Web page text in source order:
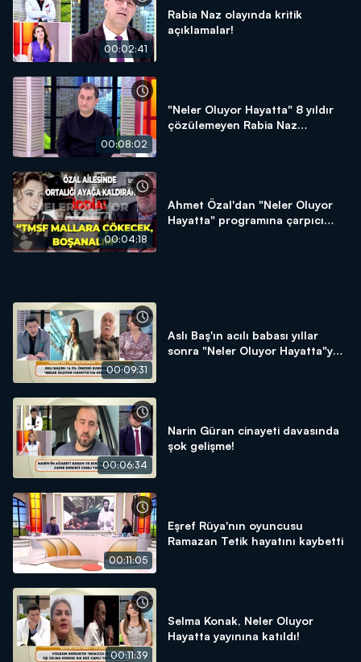
00:02:41
Rabia Naz olayında kritik
açıklamalar!
00:08:02
"Neler Oluyor Hayatta" 8 yıldır
çözülemeyen Rabia Naz
00:04:18
Ahmet Özal'dan "Neler Oluyor
Hayatta" programına çarpıcı
00:09:31
Aslı Baş'ın acılı babası yıllar
sonra "Neler Oluyor Hayatta"ya
00:06:34
Narin Güran cinayeti davasında
şok gelişme!
00:11:05
Eşref Rüya'nın oyuncusu
Ramazan Tetik hayatını kaybetti
00:11:39
Selma Konak, Neler Oluyor
Hayatta yayınına katıldı!